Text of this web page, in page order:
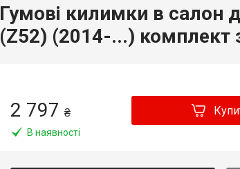
Гумові килимки в салон
(Z52) (2014-...) комплект
2 797 ₴
В наявності